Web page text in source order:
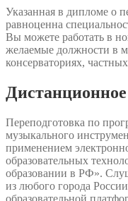
Указанная в дипломе о
равноценна
Вы можете работать в
желаемые должности в
консерваториях,
Переподготовка по
музыкального
применением
образовательных
образовании в РФ».
из любого города